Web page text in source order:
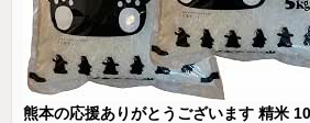
熊本の応援ありがとうございます 精米